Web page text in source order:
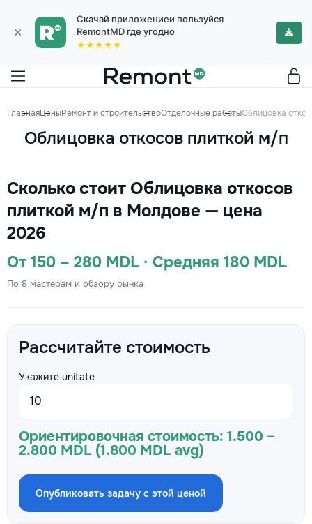
×
Скачай приложениеи пользуйся
RemontMD где угодно
★★★★★
ГлавнаяЦеныРемонт и строительствоОтделочные работыОблицовка
Облицовка откосов плиткой м/п
Сколько стоит Облицовка откосов
плиткой м/п в Молдове — цена
2026
От 150 – 280 MDL · Средняя 180 MDL
По 8 мастерам и обзору рынка
Рассчитайте стоимость
Укажите unitate
Ориентировочная стоимость: 1.500 –
2.800 MDL (1.800 MDL avg)
Опубликовать задачу с этой ценой